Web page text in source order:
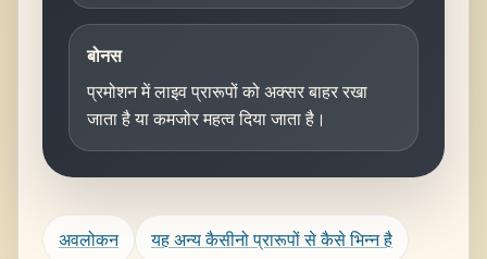
बोनस
प्रमोशन में लाइव प्रारूपों को अक्सर बाहर रखा
जाता है या कमजोर महत्व दिया जाता है।
अवलोकन यह अन्य कैसीनो प्रारूपों से कैसे भिन्न है